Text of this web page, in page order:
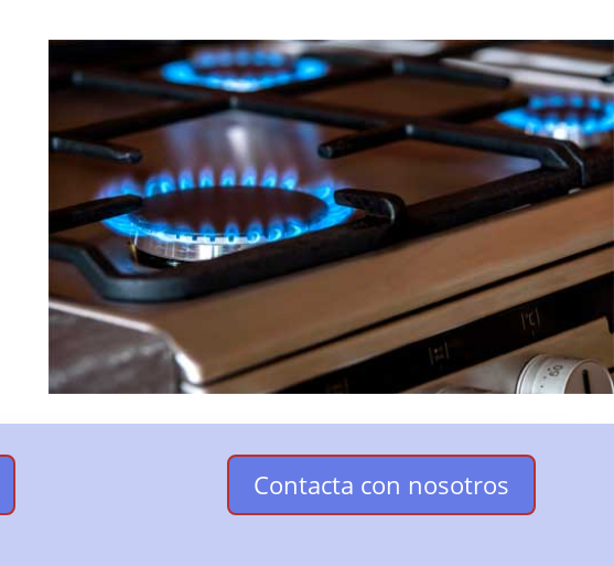
Contacta con nosotros